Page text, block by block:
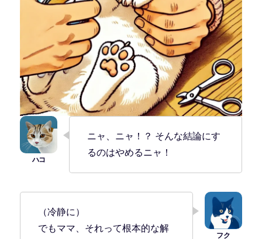
ニャ、ニャ！？ そんな結論にす
るのはやめるニャ！
（冷静に）
でもママ、それって根本的な解